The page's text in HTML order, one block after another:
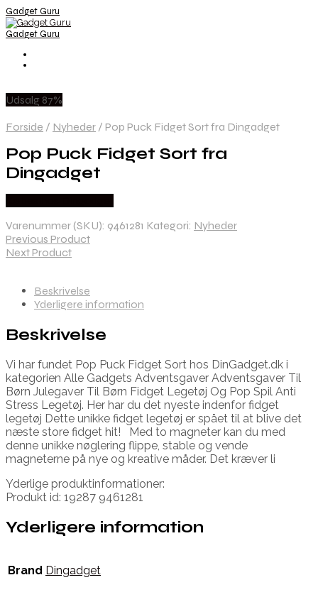
Gadget Guru
Gadget Guru
Udsalg 87%
Forside / Nyheder / Pop Puck Fidget Sort fra Dingadget
Pop Puck Fidget Sort fra
Dingadget
Varenummer (SKU): 9461281 Kategori: Nyheder
Previous Product
Next Product
Beskrivelse
Yderligere information
Beskrivelse
Vi har fundet Pop Puck Fidget Sort hos DinGadget.dk i
kategorien Alle Gadgets Adventsgaver Adventsgaver Til
Børn Julegaver Til Børn Fidget Legetøj Og Pop Spil Anti
Stress Legetøj. Her har du det nyeste indenfor fidget
legetøj Dette unikke fidget legetøj er spået til at blive det
næste store fidget hit! Med to magneter kan du med
denne unikke nøglering flippe, stable og vende
magneterne på nye og kreative måder. Det kræver li
Yderlige produktinformationer:
Produkt id: 19287 9461281
Yderligere information
Brand Dingadget